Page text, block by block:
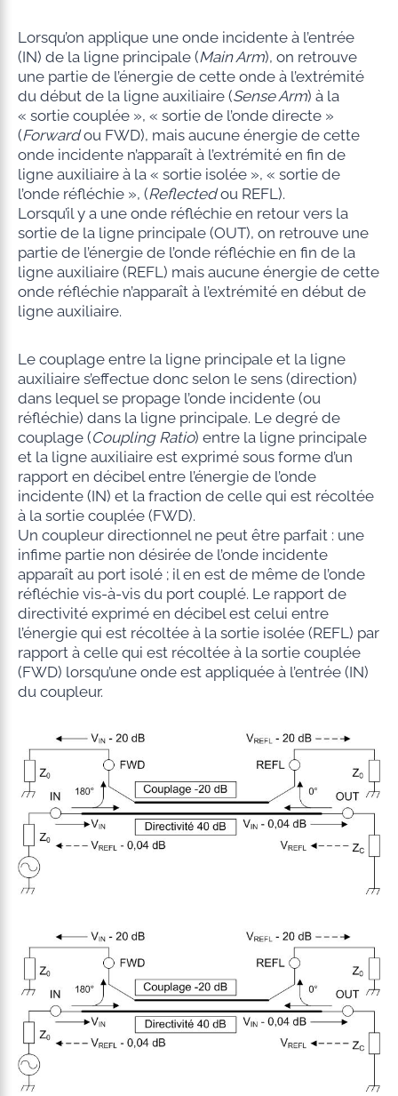
Lorsqu’on applique une onde incidente à l’entrée
(IN) de la ligne principale (Main Arm), on retrouve
une partie de l’énergie de cette onde à l’extrémité
du début de la ligne auxiliaire (Sense Arm) à la
« sortie couplée », « sortie de l’onde directe »
(Forwardou FWD), mais aucune énergie de cette
onde incidente n’apparaît à l’extrémité en fin de
ligne auxiliaire à la « sortie isolée », « sortie de
l’onde réfléchie », (Reflectedou REFL).
Lorsqu’il y a une onde réfléchie en retour vers la
sortie de la ligne principale (OUT), on retrouve une
partie de l’énergie de l’onde réfléchie en fin de la
ligne auxiliaire (REFL) mais aucune énergie de cette
onde réfléchie n’apparaît à l’extrémité en début de
ligne auxiliaire.
Le couplage entre la ligne principale et la ligne
auxiliaire s’effectue donc selon le sens (direction)
dans lequel se propage l’onde incidente (ou
réfléchie) dans la ligne principale. Le degré de
couplage (Coupling Ratio) entre la ligne principale
et la ligne auxiliaire est exprimé sous forme d’un
rapport en décibel entre l’énergie de l’onde
incidente (IN) et la fraction de celle qui est récoltée
à la sortie couplée (FWD).
Un coupleur directionnel ne peut être parfait : une
infime partie non désirée de l’onde incidente
apparaît au port isolé ; il en est de même de l’onde
réfléchie vis-à-vis du port couplé. Le rapport de
directivité exprimé en décibel est celui entre
l’énergie qui est récoltée à la sortie isolée (REFL) par
rapport à celle qui est récoltée à la sortie couplée
(FWD) lorsqu’une onde est appliquée à l’entrée (IN)
du coupleur.